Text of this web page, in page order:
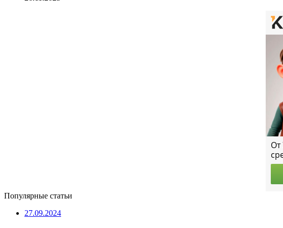
Популярные статьи
27.09.2024